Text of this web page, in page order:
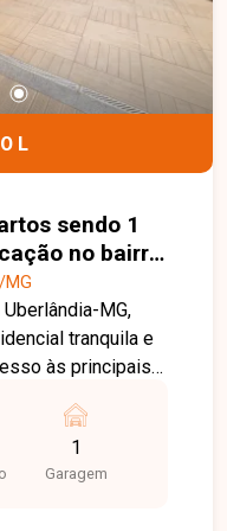
L
sendo 1
no bairro
MG
MG,
tranquila e
às principais
e diversos
e
1
Garagem